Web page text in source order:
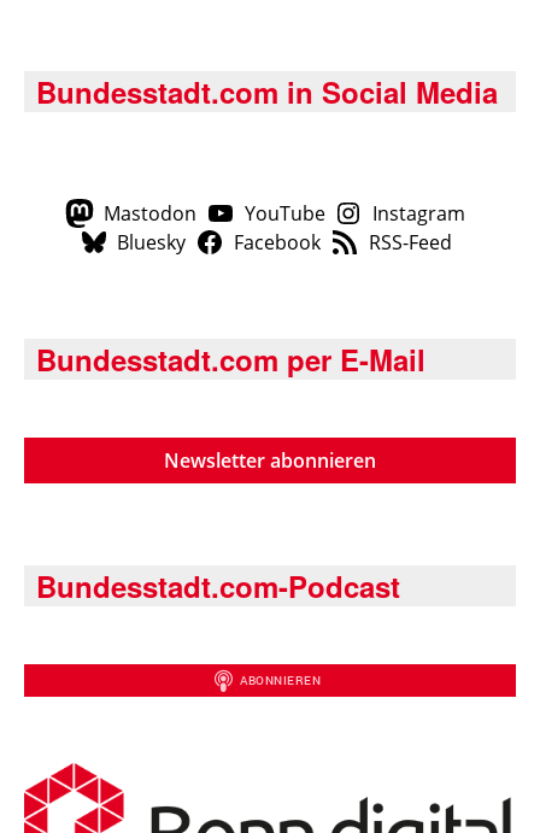
Bundesstadt.com in Social Media
Mastodon YouTube
Instagram
Bluesky
Facebook RSS-Feed
Bundesstadt.com per E-Mail
Newsletter abonnieren
Bundesstadt.com-Podcast